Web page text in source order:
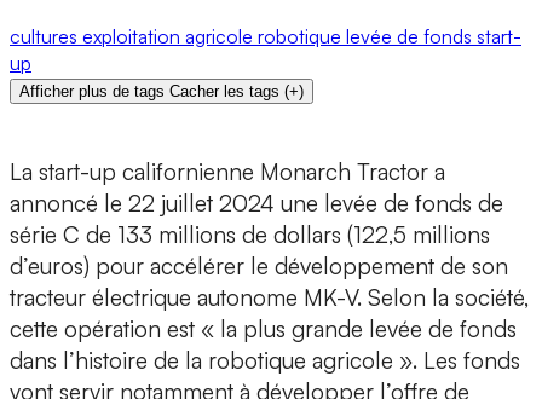
cultures exploitation agricole robotique levée de fonds start-
up
Afficher plus de tags Cacher les tags (+)
La start-up californienne Monarch Tractor a
annoncé le 22 juillet 2024 une levée de fonds de
série C de 133 millions de dollars (122,5 millions
d’euros) pour accélérer le développement de son
tracteur électrique autonome MK-V. Selon la société,
cette opération est « la plus grande levée de fonds
dans l’histoire de la robotique agricole ». Les fonds
vont servir notamment à développer l’offre de